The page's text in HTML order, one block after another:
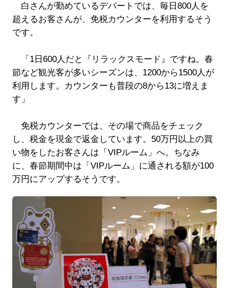
白さんが勤めているデパートでは、毎日800人を
超えるお客さんが、免税カウンターを利用するそう
です。
「1日600人だと『リラックスモード』ですね。春
節など観光客が多いシーズンは、1200から1500人が
利用します。カウンターも普段の8から13に増えま
す」
免税カウンターでは、その場で商品をチェック
し、税金を現金で返金しています。50万円以上の買
い物をしたお客さんは「VIPルーム」へ。ちなみ
に、春節期間中は「VIPルーム」に通される額が100
万円にアップするそうです。